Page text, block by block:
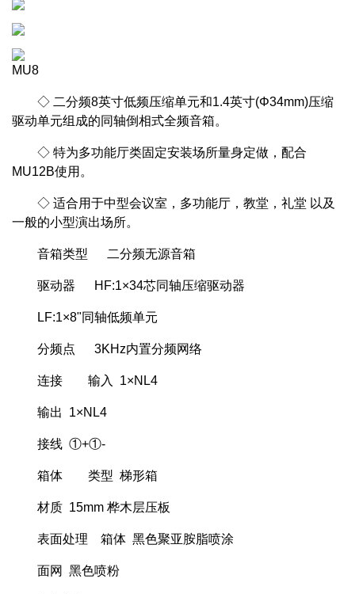
MU8
◇ 二分频8英寸低频压缩单元和1.4英寸(Φ34mm)压缩
驱动单元组成的同轴倒相式全频音箱。
◇ 特为多功能厅类固定安装场所量身定做，配合
MU12B使用。
◇ 适合用于中型会议室，多功能厅，教堂，礼堂 以及
一般的小型演出场所。
音箱类型 二分频无源音箱
驱动器 HF:1×34芯同轴压缩驱动器
LF:1×8"同轴低频单元
分频点 3KHz内置分频网络
连接 输入 1×NL4
输出 1×NL4
接线 ①+①-
箱体 类型 梯形箱
材质 15mm 桦木层压板
表面处理 箱体 黑色聚亚胺脂喷涂
面网 黑色喷粉